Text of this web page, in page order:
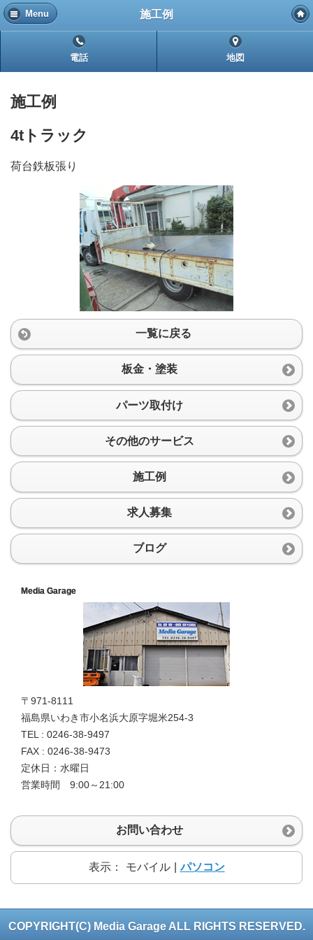
Menu 施工例
電話 地図
施工例
4tトラック
荷台鉄板張り
一覧に戻る
板金・塗装
パーツ取付け
その他のサービス
施工例
求人募集
ブログ
Media Garage
〒971-8111
福島県いわき市小名浜大原字堀米254-3
TEL : 0246-38-9497
FAX : 0246-38-9473
定休日：水曜日
営業時間 9:00～21:00
お問い合わせ
表示： モバイル パソコン
COPYRIGHT(C) Media Garage ALL RIGHTS RESERVED.